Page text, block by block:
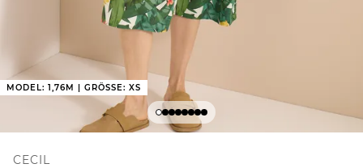
MODEL: 1,76M | GRÖSSE: XS
CECIL